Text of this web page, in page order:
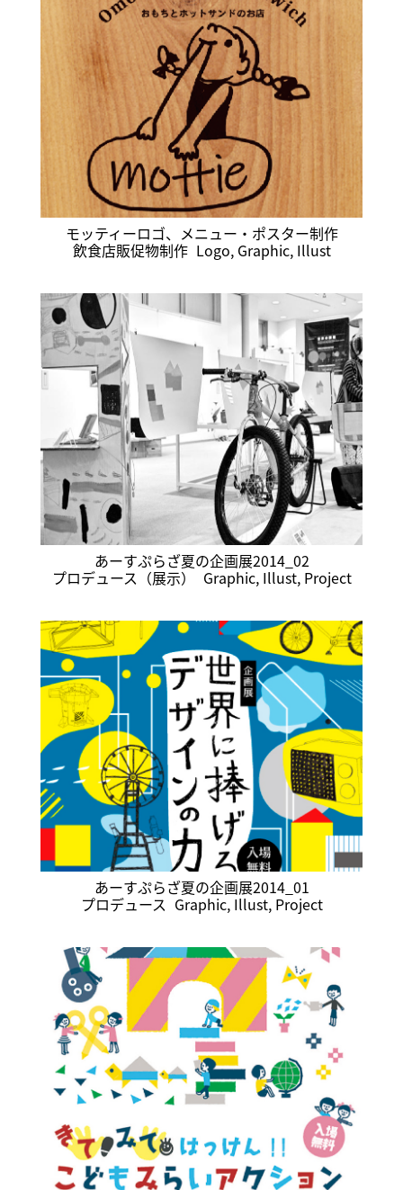
モッティーロゴ、メニュー・ポスター制作
飲食店販促物制作 Logo, Graphic, Illust
あーすぷらざ夏の企画展2014_02
プロデュース（展示） Graphic, Illust, Project
あーすぷらざ夏の企画展2014_01
プロデュース Graphic, Illust, Project